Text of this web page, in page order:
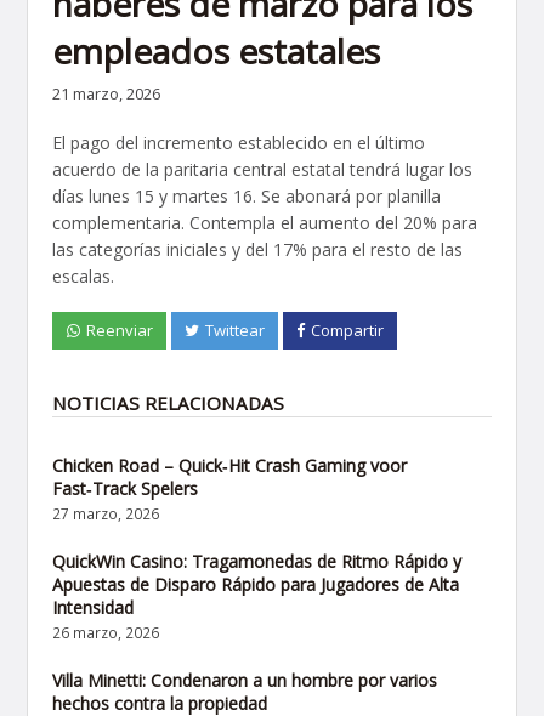
empleados estatales
21 marzo, 2026
El pago del incremento establecido en el último
acuerdo de la paritaria central estatal tendrá lugar los
días lunes 15 y martes 16. Se abonará por planilla
complementaria. Contempla el aumento del 20% para
las categorías iniciales y del 17% para el resto de las
escalas.
Reenviar Twittear Compartir
NOTICIAS RELACIONADAS
Chicken Road – Quick‑Hit Crash Gaming voor
Fast‑Track Spelers
27 marzo, 2026
QuickWin Casino: Tragamonedas de Ritmo Rápido y
Apuestas de Disparo Rápido para Jugadores de Alta
Intensidad
26 marzo, 2026
Villa Minetti: Condenaron a un hombre por varios
hechos contra la propiedad